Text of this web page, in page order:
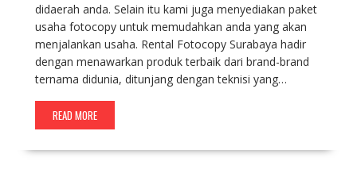
didaerah anda. Selain itu kami juga menyediakan paket
usaha fotocopy untuk memudahkan anda yang akan
menjalankan usaha. Rental Fotocopy Surabaya hadir
dengan menawarkan produk terbaik dari brand-brand
ternama didunia, ditunjang dengan teknisi yang…
READ MORE